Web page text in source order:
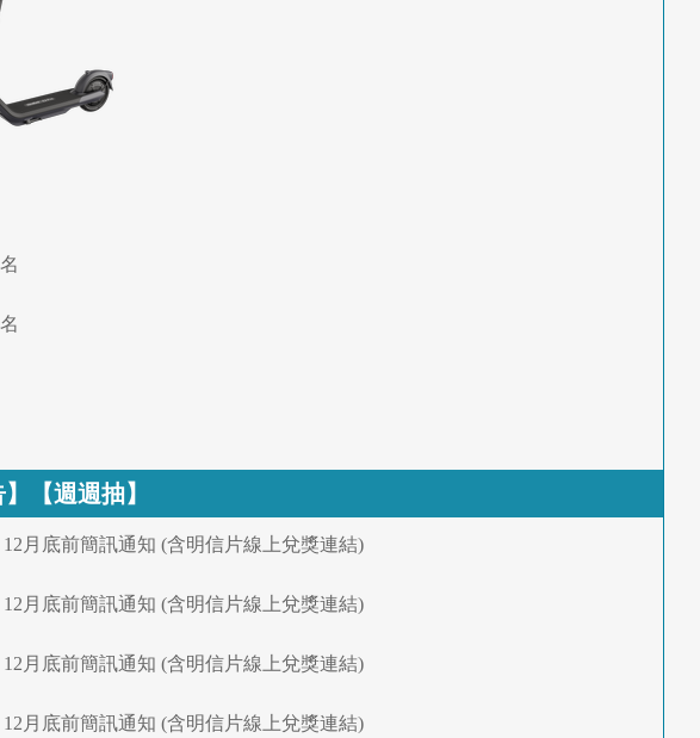
】【週週抽】
月底前簡訊通知 (含明信片線上兌獎連結)
月底前簡訊通知 (含明信片線上兌獎連結)
月底前簡訊通知 (含明信片線上兌獎連結)
月底前簡訊通知 (含明信片線上兌獎連結)